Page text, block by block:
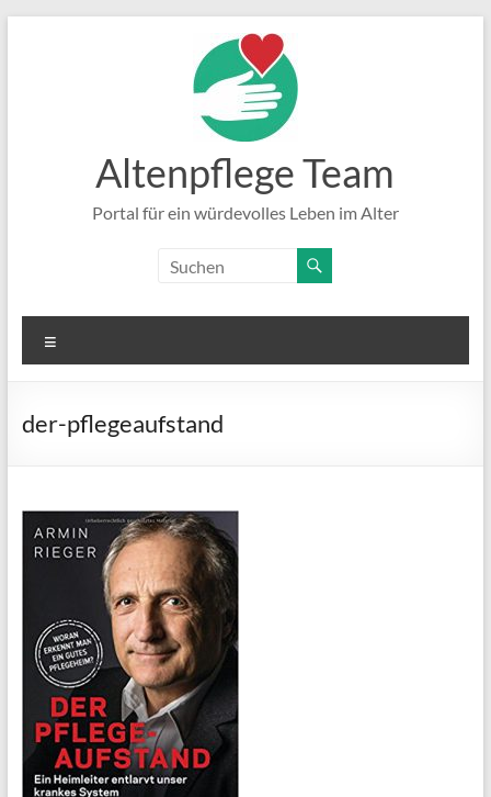
Altenpflege Team
Portal für ein würdevolles Leben im Alter
der-pflegeaufstand